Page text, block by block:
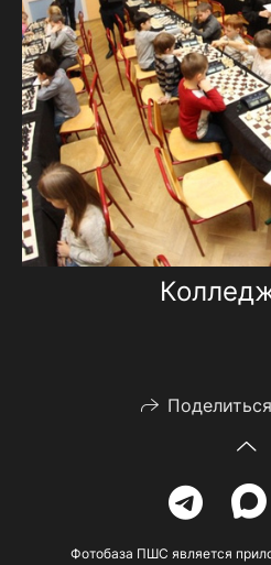
Фотобаза ПШС является